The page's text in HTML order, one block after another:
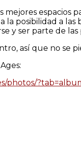
mejores
posibilidad a
y ser parte de
así que no se
photos/